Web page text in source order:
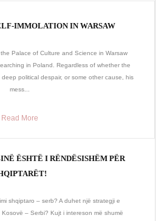
IMMOLATION IN WARSAW
Palace of Culture and Science in Warsaw
in Poland. Regardless of whether the
political despair, or some other cause, his
mess...
Read More
ËSHTË I RËNDËSISHËM PËR
shqiptaro – serb? A duhet një strategji e
– Serbi? Kujt i intereson më shumë